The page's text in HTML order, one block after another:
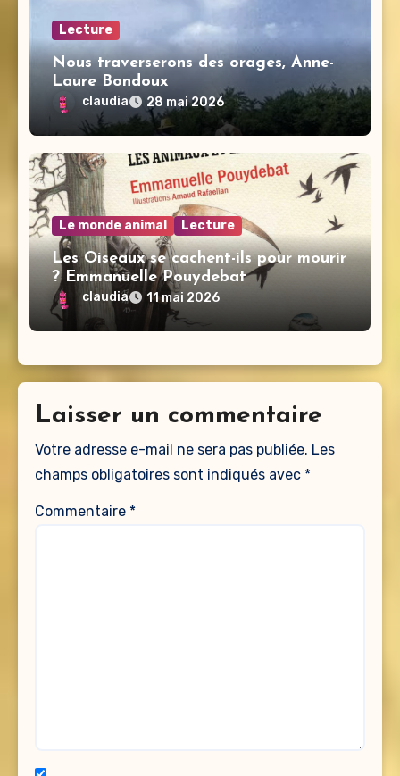
Lecture
Nous traverserons des orages, Anne-
Laure Bondoux
claudia 28 mai 2026
Le monde animal Lecture
Les Oiseaux se cachent-ils pour mourir
? Emmanuelle Pouydebat
claudia 11 mai 2026
Laisser un commentaire
Votre adresse e-mail ne sera pas publiée. Les
champs obligatoires sont indiqués avec *
Commentaire *